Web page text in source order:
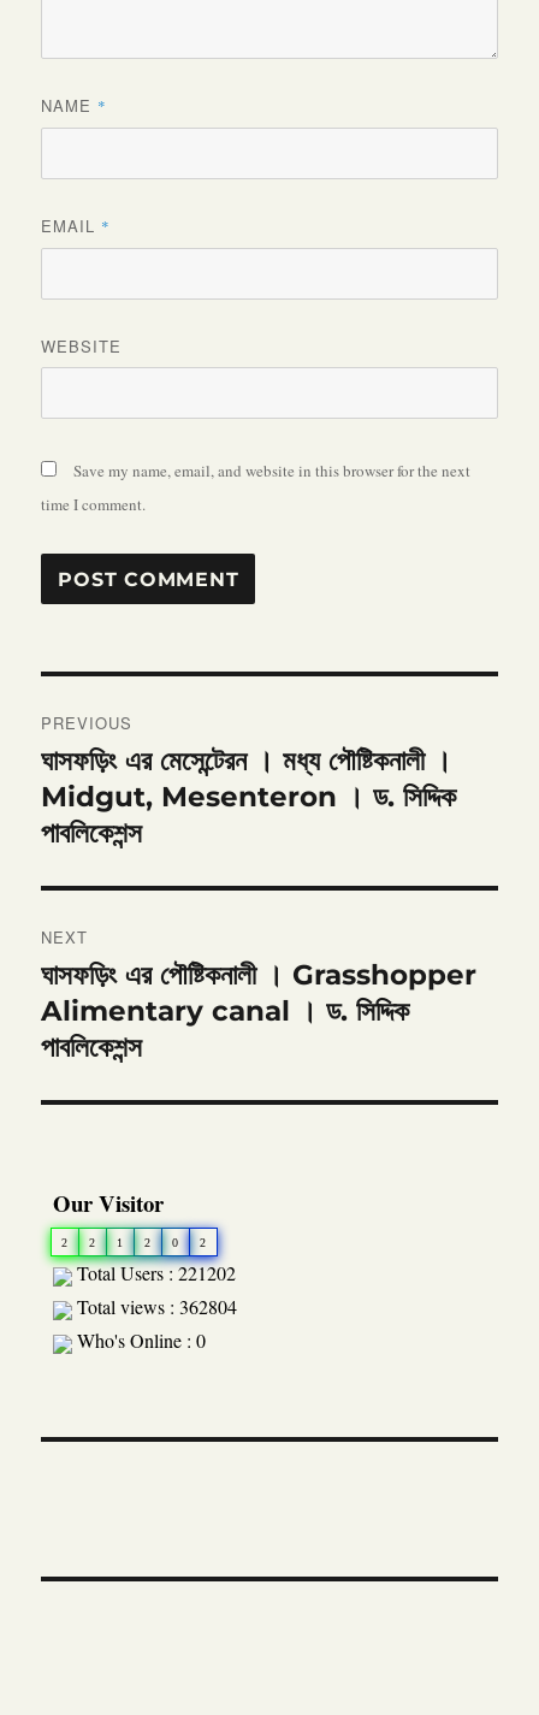
NAME *
EMAIL *
WEBSITE
Save my name, email, and website in this browser for the next
time I comment.
navigation
PREVIOUS
Previous
post:
ঘাসফড়িং এর মেসেন্টেরন । মধ্য পৌষ্টিকনালী ।
Midgut, Mesenteron । ড. সিদ্দিক
পাবলিকেশন্স
NEXT
Next
post:
ঘাসফড়িং এর পৌষ্টিকনালী । Grasshopper
Alimentary canal । ড. সিদ্দিক
পাবলিকেশন্স
Our Visitor
2 2 1 2 0 2
Total Users : 221202
Total views : 362804
Who's Online : 0